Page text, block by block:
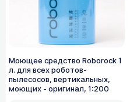
Моющее средство Roborock 1
л. для всех роботов-
пылесосов, вертикальных,
моющих - оригинал, 1:200